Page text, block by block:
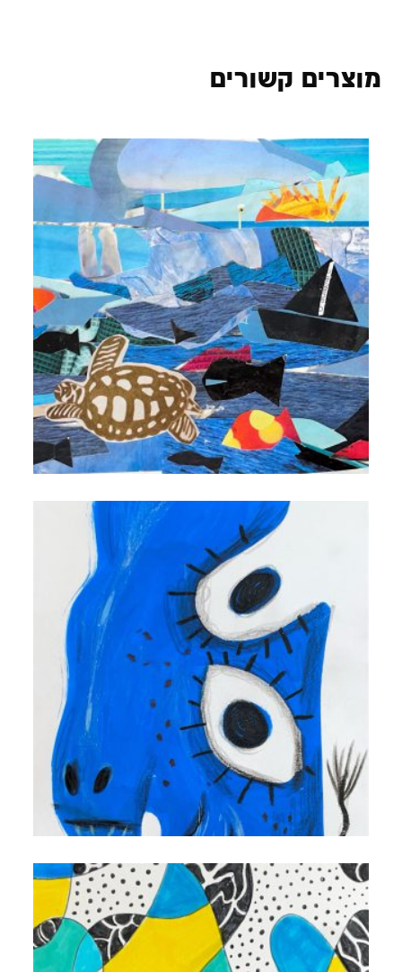
מוצרים קשורים